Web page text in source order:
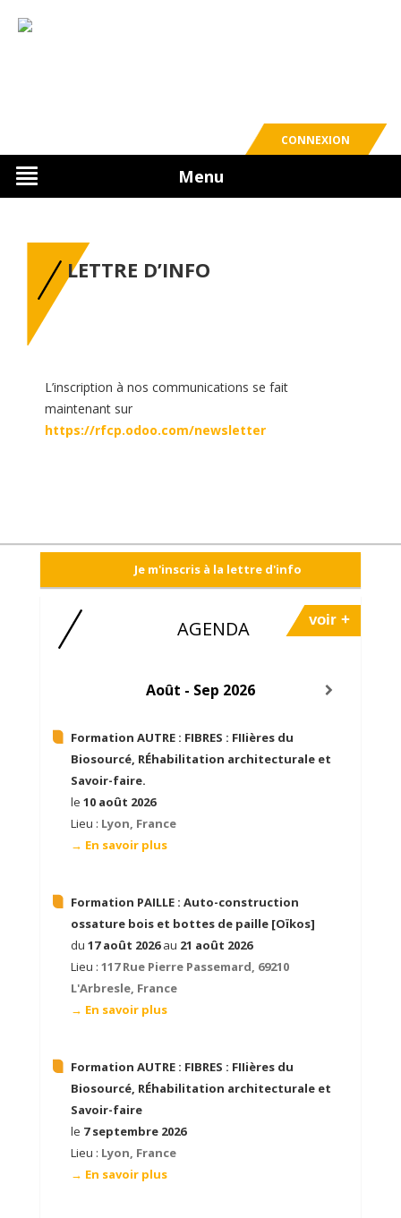
Menu
CONNEXION
LETTRE D’INFO
L’inscription à nos communications se fait
maintenant sur
https://rfcp.odoo.com/newsletter
Je m'inscris à la lettre d'info
AGENDA voir +
Août - Sep 2026
Formation AUTRE : FIBRES : FIIières du
Biosourcé, RÉhabilitation architecturale et
Savoir-faire.
le 10 août 2026
Lieu : Lyon, France
→ En savoir plus
Formation PAILLE : Auto-construction
ossature bois et bottes de paille [Oïkos]
du 17 août 2026au 21 août 2026
Lieu : 117 Rue Pierre Passemard, 69210
L'Arbresle, France
→ En savoir plus
Formation AUTRE : FIBRES : FIIières du
Biosourcé, RÉhabilitation architecturale et
Savoir-faire
le 7 septembre 2026
Lieu : Lyon, France
→ En savoir plus